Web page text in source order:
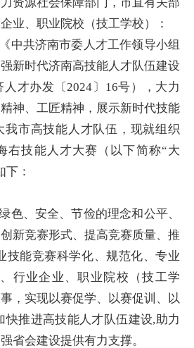
业、职业院校（技工学校）：
中共济南市委人才工作领导小组
新时代济南高技能人才队伍建设
才办发〔2024〕16号），大力
神、工匠精神，展示新时代技能
我市高技能人才队伍，现就组织
右技能人才大赛（以下简称“大
：
色、安全、节俭的理念和公平、
新竞赛形式、提高竞赛质量、推
技能竞赛科学化、规范化、专业
行业企业、职业院校（技工学
，实现以赛促学、以赛促训、以
快推进高技能人才队伍建设,助力
省会建设提供有力支撑。